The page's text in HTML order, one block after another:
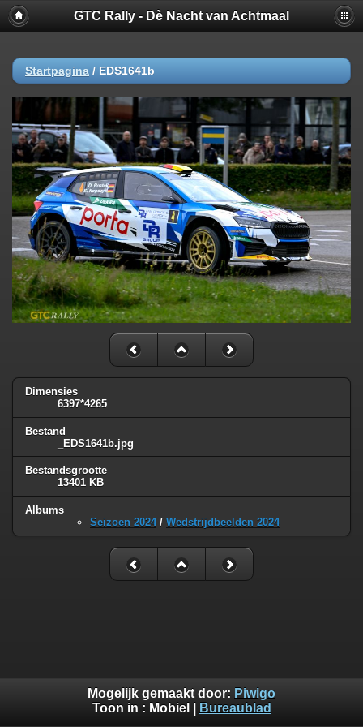
GTC Rally - Dè Nacht van Achtmaal
Startpagina / EDS1641b
Dimensies
6397*4265
Bestand
_EDS1641b.jpg
Bestandsgrootte
13401 KB
Albums
Seizoen 2024/ Wedstrijdbeelden 2024
Mogelijk gemaakt door: Piwigo
Toon in : Mobiel Bureaublad